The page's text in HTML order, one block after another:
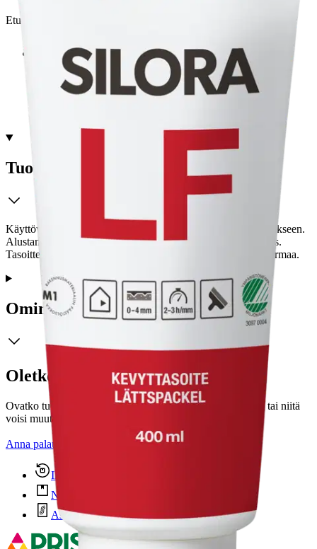
Etu ei koske Suuri‑lisäpalvelulla toimitettavia tuotteita.
Tarkista myymäläsaatavuus
Tuotekuvaus
Käyttövalmis kevyt yleistasoite seinä- ja kattopintojen tasoitukseen.
Alustana voi olla kipsi- tai kuitulevy, betoni, kevytbetoni yms.
Tasoitteella on hyvä tarttuvuus ja täyttökyky. Väri vaaleanharmaa.
Ominaisuudet
Oletko tyytyväinen tuotetietoihin?
Ovatko tuotetiedot riittävät? Jos tuotetiedoissa on puutteita tai niitä
voisi muuten parantaa, anna palautetta.
Anna palautetta Avautuu uuteen välilehteen
Ilmainen palautus 30 päivää.*
Nouto myymälästä ilman toimituskuluja.
Asiakasomistajalle Bonusta jopa 5 %.*